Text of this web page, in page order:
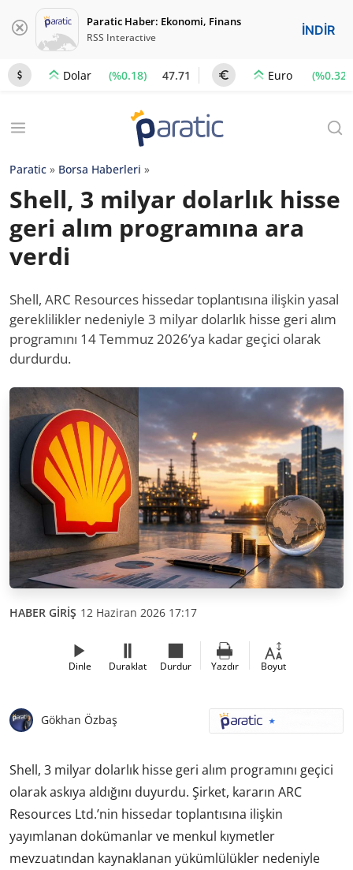
Paratic Haber: Ekonomi, Finans
RSS Interactive İNDİR
Dolar (%0.18) 47.71 Euro (%0.32)
Paratic » Borsa Haberleri »
Shell, 3 milyar dolarlık hisse
geri alım programına ara
verdi
Shell, ARC Resources hissedar toplantısına ilişkin yasal
gereklilikler nedeniyle 3 milyar dolarlık hisse geri alım
programını 14 Temmuz 2026’ya kadar geçici olarak
durdurdu.
HABER GİRİŞ 12 Haziran 2026 17:17
Dinle Duraklat Durdur Yazdır Boyut
Gökhan Özbaş
Shell, 3 milyar dolarlık hisse geri alım programını geçici
olarak askıya aldığını duyurdu. Şirket, kararın ARC
Resources Ltd.’nin hissedar toplantısına ilişkin
yayımlanan dokümanlar ve menkul kıymetler
mevzuatından kaynaklanan yükümlülükler nedeniyle